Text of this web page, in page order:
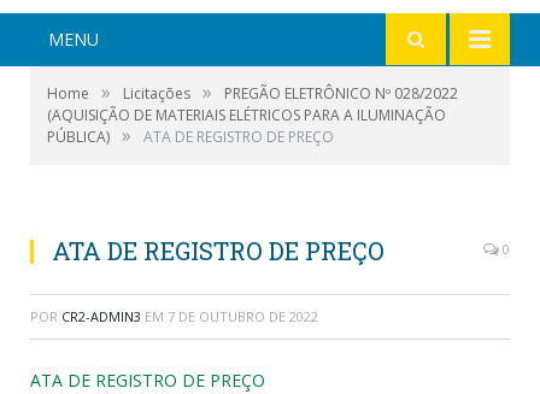
MENU
Home » Licitações »
PREGÃO ELETRÔNICO Nº 028/2022
(AQUISIÇÃO DE MATERIAIS ELÉTRICOS PARA A ILUMINAÇÃO
PÚBLICA) » ATA DE REGISTRO DE PREÇO
ATA DE REGISTRO DE PREÇO 0
POR CR2-ADMIN3 EM 7 DE OUTUBRO DE 2022
ATA DE REGISTRO DE PREÇO